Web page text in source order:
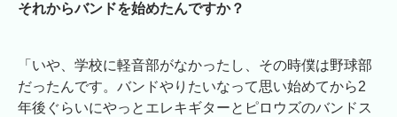
それからバンドを始めたんですか？
「いや、学校に軽音部がなかったし、その時僕は野球部
だったんです。バンドやりたいなって思い始めてから2
年後ぐらいにやっとエレキギターとピロウズのバンドス